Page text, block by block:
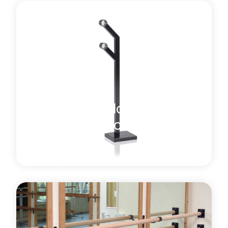
qualità professionale di Harlequin è realizzata in
alluminio anodizzato con una finitura argentata
liscia. Disponibile anche con barra in legno massello
di faggio, è leggera ma al contempo molto stabile.
Barre da ballo doppie
con fissaggio a
pavimento
Le staffe di montaggio a pavimento Harlequin,